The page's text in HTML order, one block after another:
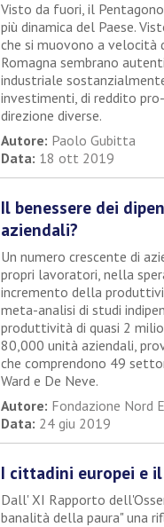
Visto da fuori, il
più dinamica del Paese.
che si muovono a velocità
Romagna sembrano
industriale
investimenti, di reddito
direzione diverse.
Autore: Paolo Gubitta
Data: 18 ott 2019
Il benessere dei
aziendali?
Un numero crescente di
propri lavoratori, nella
incremento della
meta-analisi di studi
produttività di quasi 2
80,000 unità aziendali,
che comprendono 49
Ward e De Neve.
Autore: Fondazione Nord
Data: 24 giu 2019
I cittadini europei e
Dall' XI Rapporto
banalità della paura" una